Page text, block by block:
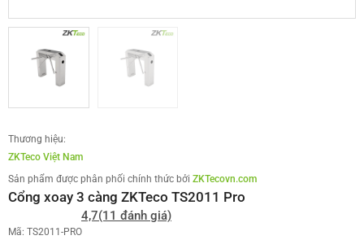
Thương hiệu:
ZKTeco Việt Nam
Sản phẩm được phân phối chính thức bởi ZKTecovn.com
Cổng xoay 3 càng ZKTeco TS2011 Pro
4,7(11 đánh giá)
Mã: TS2011-PRO